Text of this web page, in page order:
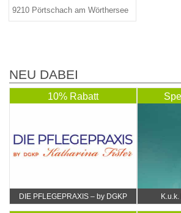
9210 Pörtschach am Wörthersee
NEU DABEI
10% Rabatt
DIE PFLEGEPRAXIS – by DGKP
Katharina Fister